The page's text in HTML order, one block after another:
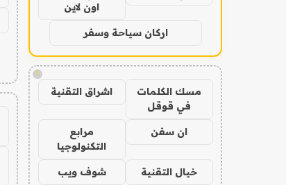
اون لاين
اركان سياحة وسفر
!
مسك الكلمات
في قوقل
اشراق التقنية
ان سفن
مرابع
التكنولوجيا
خيال التقنية شوف ويب